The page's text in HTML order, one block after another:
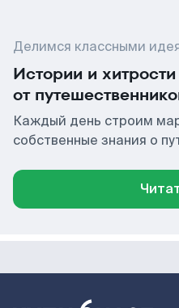
Делимся классными
Истории и хитрости
от
Каждый день строим
собственные знания о